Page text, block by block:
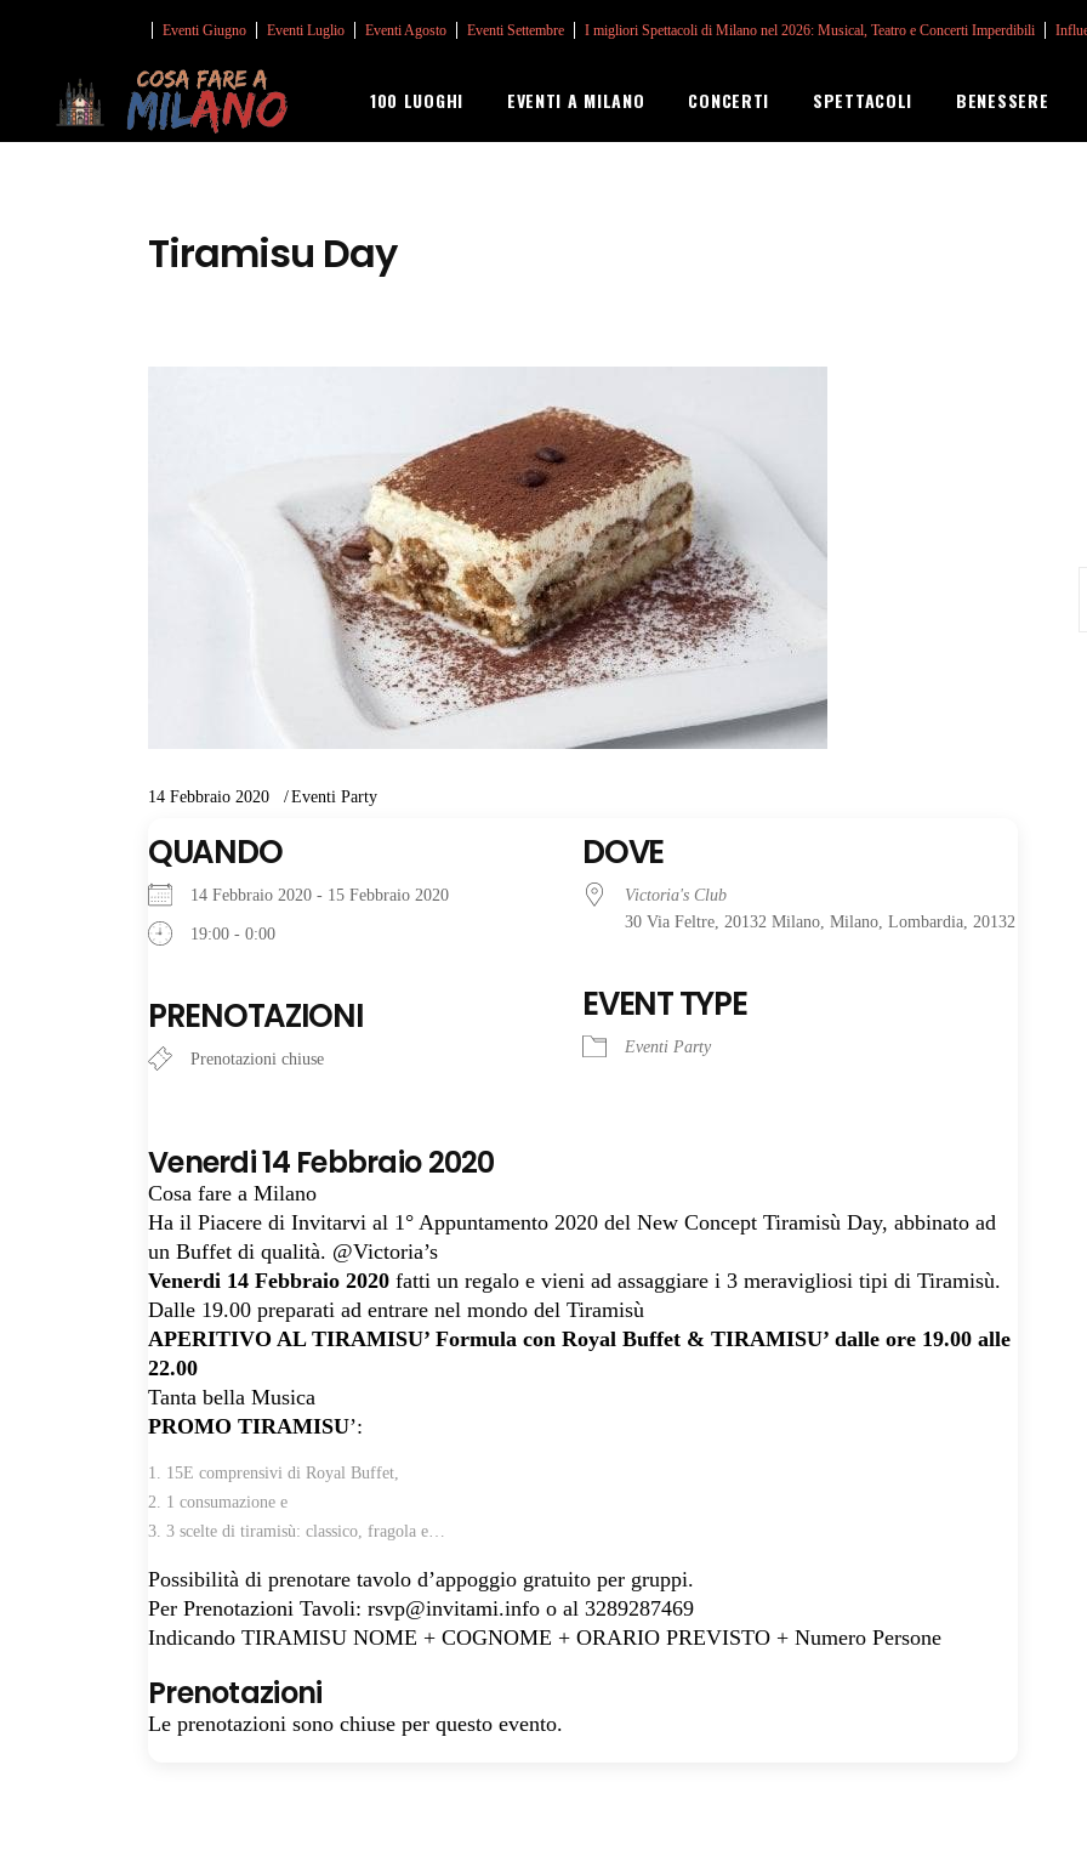
Eventi Giugno Eventi Luglio Eventi Agosto Eventi Settembre I migliori Spettacoli di Milano nel 2026: Musical, Teatro e Concerti Imperdibili
100 LUOGHI EVENTI A MILANO CONCERTI SPETTACOLI BENESSERE
Tiramisu Day
14 Febbraio 2020 Eventi Party
QUANDO
14 Febbraio 2020 - 15 Febbraio 2020
19:00 - 0:00
PRENOTAZIONI
Prenotazioni chiuse
DOVE
Victoria's Club
30 Via Feltre, 20132 Milano, Milano, Lombardia, 20132
EVENT TYPE
Eventi Party
Venerdi 14 Febbraio 2020
Cosa fare a Milano
Ha il Piacere di Invitarvi al 1° Appuntamento 2020 del New Concept Tiramisù Day, abbinato ad
un Buffet di qualità. @Victoria’s
Venerdi 14 Febbraio 2020 fatti un regalo e vieni ad assaggiare i 3 meravigliosi tipi di Tiramisù.
Dalle 19.00 preparati ad entrare nel mondo del Tiramisù
APERITIVO AL TIRAMISU’ Formula con Royal Buffet & TIRAMISU’ dalle ore 19.00 alle
22.00
Tanta bella Musica
PROMO TIRAMISU’:
15E comprensivi di Royal Buffet,
1 consumazione e
3 scelte di tiramisù: classico, fragola e…
Possibilità di prenotare tavolo d’appoggio gratuito per gruppi.
Per Prenotazioni Tavoli: rsvp@invitami.info o al 3289287469
Indicando TIRAMISU NOME + COGNOME + ORARIO PREVISTO + Numero Persone
Prenotazioni
Le prenotazioni sono chiuse per questo evento.